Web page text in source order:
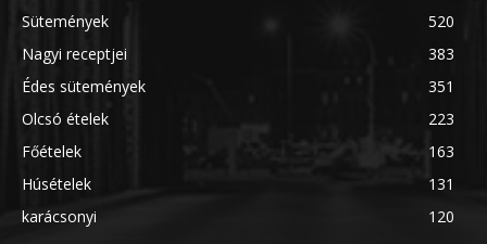
Sütemények
520
Nagyi receptjei
383
Édes sütemények
351
Olcsó ételek
223
Főételek
163
Húsételek
131
karácsonyi
120